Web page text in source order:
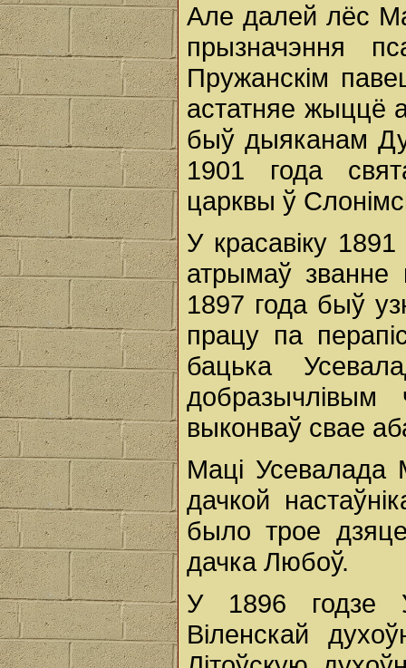
Але далей лёс
прызначэння
Пружанскім
астатняе жыццё
быў дыяканам
1901 года
царквы ў
У красавіку 1891
атрымаў званне
1897 года быў
працу па
бацька
добразычлівым
выконваў свае
Маці Усевалада
дачкой
было трое
дачка Любоў.
У 1896 годзе
Віленскай